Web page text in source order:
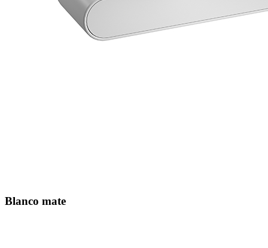
Blanco mate